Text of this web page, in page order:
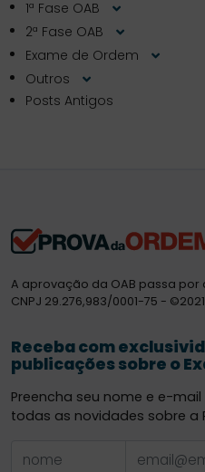
1ª Fase OAB
2ª Fase OAB
Exame de Ordem
Outros
Posts Antigos
A aprovação da OAB passa por
CNPJ 29.276,983/0001-75 -
Receba com
publicações sobre o
Preencha seu nome e e-
todas as novidades sobre a